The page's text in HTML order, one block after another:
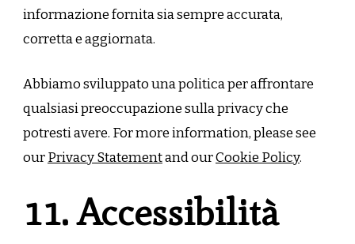
informazione fornita sia sempre accurata,
corretta e aggiornata.
Abbiamo sviluppato una politica per affrontare
qualsiasi preoccupazione sulla privacy che
potresti avere. For more information, please see
ourPrivacy Statementand ourCookie Policy.
11. Accessibilità